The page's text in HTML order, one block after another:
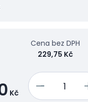
Kč
Cena bez DPH
229,75 Kč